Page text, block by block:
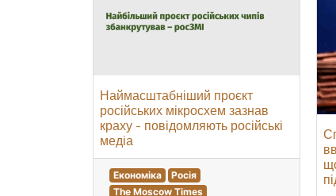
Наймасштабніший проєкт
російських мікросхем зазнав
краху - повідомляють російські
медіа
Економіка
Росія
The Moscow Times